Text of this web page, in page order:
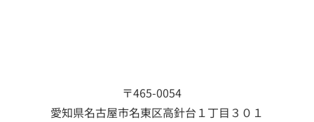
〒465-0054
愛知県名古屋市名東区高針台１丁目３０１